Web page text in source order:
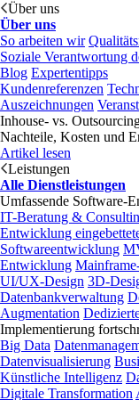
Über uns
Über uns
So arbeiten wir
Soziale Verantwortung
Blog Expertentipps
Kundenreferenzen
Auszeichnungen
Inhouse- vs.
Nachteile, Kosten und
Artikel lesen
Leistungen
Alle Dienstleistungen
Umfassende Software-
IT-Beratung &
Entwicklung
Softwareentwicklung
Entwicklung
UI/UX-Design 3D-
Datenbankverwaltung
Augmentation
Implementierung
Big Data
Datenvisualisierung
Künstliche Intelligenz
Digitale Transformation